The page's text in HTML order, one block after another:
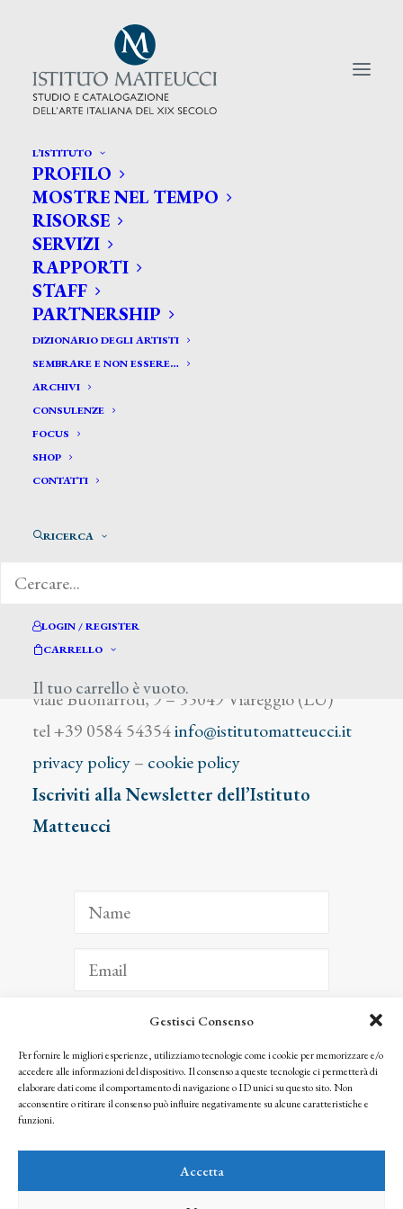
Gestisci Consenso
Per fornire le migliori esperienze, utilizziamo tecnologie come i cookie per memorizzare e/o
accedere alle informazioni del dispositivo. Il consenso a queste tecnologie ci permetterà di
elaborare dati come il comportamento di navigazione o ID unici su questo sito. Non
acconsentire o ritirare il consenso può influire negativamente su alcune caratteristiche e
funzioni.
Accetta
L’ISTITUTO
PROFILO
MOSTRE NEL TEMPO
RISORSE
SERVIZI
RAPPORTI
STAFF
PARTNERSHIP
DIZIONARIO DEGLI ARTISTI
SEMBRARE E NON ESSERE…
ARCHIVI
CONSULENZE
FOCUS
SHOP
CONTATTI
RICERCA
LOGIN / REGISTER
CARRELLO
Il tuo carrello è vuoto.
CERCA TRA GLI ARTISTI:
Search
for:
Spina Saru
viale Buonarroti, 9 – 55049 Viareggio (LU)
tel +39 0584 54354info@istitutomatteucci.it
privacy policy– cookie policy
Iscriviti alla Newsletter dell’Istituto
Matteucci
ISCRIVITI
Facendo clic per iscriverti, riconosci che le tue informazioni saranno trattate
seguendo la nostra Privacy Policy
© 2025 Istituto Matteucci. All right reserved
l’autorizzazione scritta dei proprietari dei diritti e dell’Istituto Matteucci